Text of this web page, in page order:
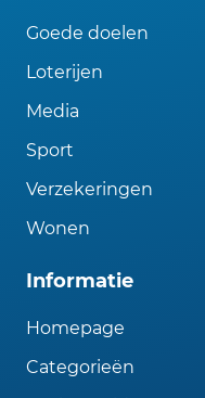
Goede doelen
Loterijen
Media
Sport
Verzekeringen
Wonen
Informatie
Homepage
Categorieën